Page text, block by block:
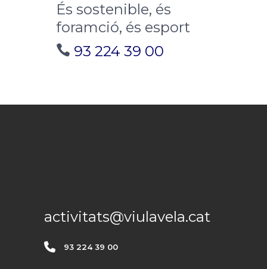
És sostenible, és
foramció, és esport
93 224 39 00
activitats@viulavela.cat
93 224 39 00